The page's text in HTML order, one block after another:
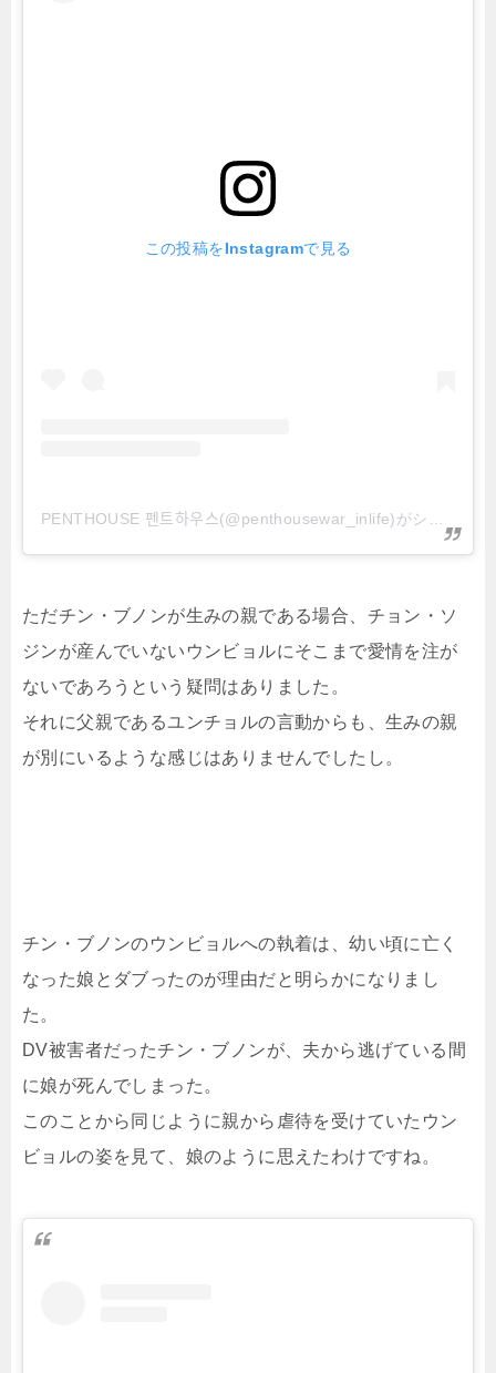
この投稿をInstagramで見る
ただチン・ブノンが生みの親である場合、チョン・ソ
ジンが産んでいないウンビョルにそこまで愛情を注が
ないであろうという疑問はありました。
それに父親であるユンチョルの言動からも、生みの親
が別にいるような感じはありませんでしたし。
チン・ブノンのウンビョルへの執着は、幼い頃に亡く
なった娘とダブったのが理由だと明らかになりまし
た。
DV被害者だったチン・ブノンが、夫から逃げている間
に娘が死んでしまった。
このことから同じように親から虐待を受けていたウン
ビョルの姿を見て、娘のように思えたわけですね。